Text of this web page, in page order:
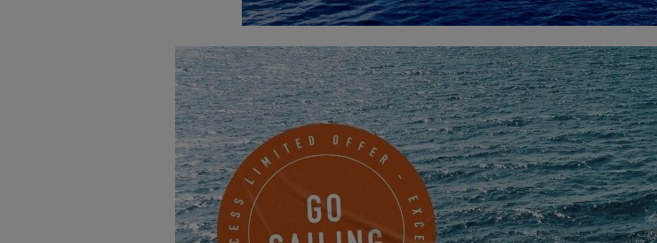
Erinnern Sie sich an unseren Excess-Händler David vonSail Tahiti? Vor
Reise von Paris nach Tahitierzählt. Heute haben wir uns wieder mit ihm
zu erfahren.
David erklärt in unserem Lab, welche Optionen und individuelle
erklärt seine Wahl der Solarmodule!